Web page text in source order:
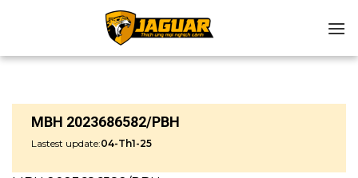
MBH 2023686582/PBH
Lastest update:04-Th1-25